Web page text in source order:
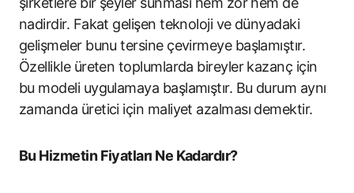
nadirdir. Fakat gelişen teknoloji ve dünyadaki
gelişmeler bunu tersine çevirmeye başlamıştır.
Özellikle üreten toplumlarda bireyler kazanç için
bu modeli uygulamaya başlamıştır. Bu durum aynı
zamanda üretici için maliyet azalması demektir.
Bu Hizmetin Fiyatları Ne Kadardır?